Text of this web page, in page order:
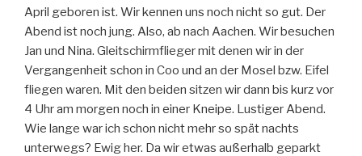
April geboren ist. Wir kennen uns noch nicht so gut. Der
Abend ist noch jung. Also, ab nach Aachen. Wir besuchen
Jan und Nina. Gleitschirmflieger mit denen wir in der
Vergangenheit schon in Coo und an der Mosel bzw. Eifel
fliegen waren. Mit den beiden sitzen wir dann bis kurz vor
4 Uhr am morgen noch in einer Kneipe. Lustiger Abend.
Wie lange war ich schon nicht mehr so spät nachts
unterwegs? Ewig her. Da wir etwas außerhalb geparkt